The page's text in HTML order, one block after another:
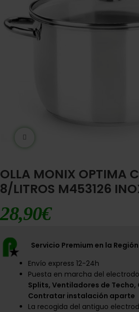
OLLA MONIX OPTIMA
8/LITROS M453126
28,90€
Servicio Premium en la
Envío express 12-24h
Puesta en marcha del
Splits, Ventiladores de Techo,
Contratar instalación aparte
La recogida del antiguo